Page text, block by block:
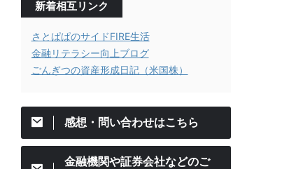
新着相互リンク
さとぱぱのサイドFIRE生活
金融リテラシー向上ブログ
ごんぎつの資産形成日記（米国株）
感想・問い合わせはこちら
金融機関や証券会社などのご